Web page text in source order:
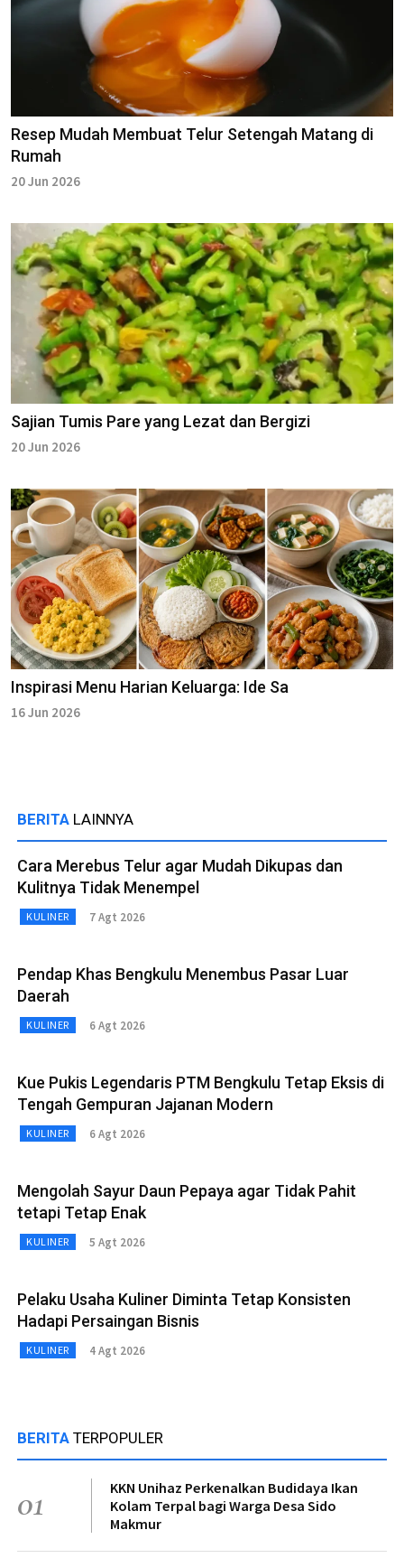
Resep Mudah Membuat Telur Setengah Matang di
Rumah
20 Jun 2026
Sajian Tumis Pare yang Lezat dan Bergizi
20 Jun 2026
Inspirasi Menu Harian Keluarga: Ide Sa
16 Jun 2026
BERITA LAINNYA
Cara Merebus Telur agar Mudah Dikupas dan
Kulitnya Tidak Menempel
KULINER 7 Agt 2026
Pendap Khas Bengkulu Menembus Pasar Luar
Daerah
KULINER 6 Agt 2026
Kue Pukis Legendaris PTM Bengkulu Tetap Eksis di
Tengah Gempuran Jajanan Modern
KULINER 6 Agt 2026
Mengolah Sayur Daun Pepaya agar Tidak Pahit
tetapi Tetap Enak
KULINER 5 Agt 2026
Pelaku Usaha Kuliner Diminta Tetap Konsisten
Hadapi Persaingan Bisnis
KULINER 4 Agt 2026
BERITA TERPOPULER
01
KKN Unihaz Perkenalkan Budidaya Ikan
Kolam Terpal bagi Warga Desa Sido
Makmur